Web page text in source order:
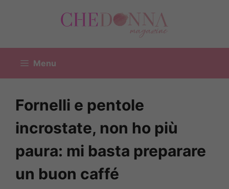
Menu
Fornelli e pentole
incrostate, non ho più
paura: mi basta preparare
un buon caffé